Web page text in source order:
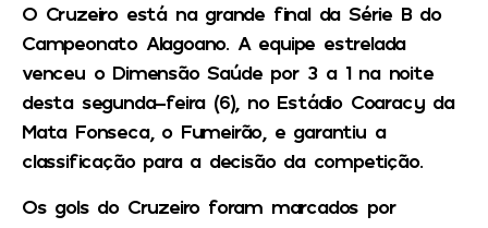
O Cruzeiro está na grande final da Série B do
Campeonato Alagoano. A equipe estrelada
venceu o Dimensão Saúde por 3 a 1 na noite
desta segunda-feira (6), no Estádio Coaracy da
Mata Fonseca, o Fumeirão, e garantiu a
classificação para a decisão da competição.
Os gols do Cruzeiro foram marcados por